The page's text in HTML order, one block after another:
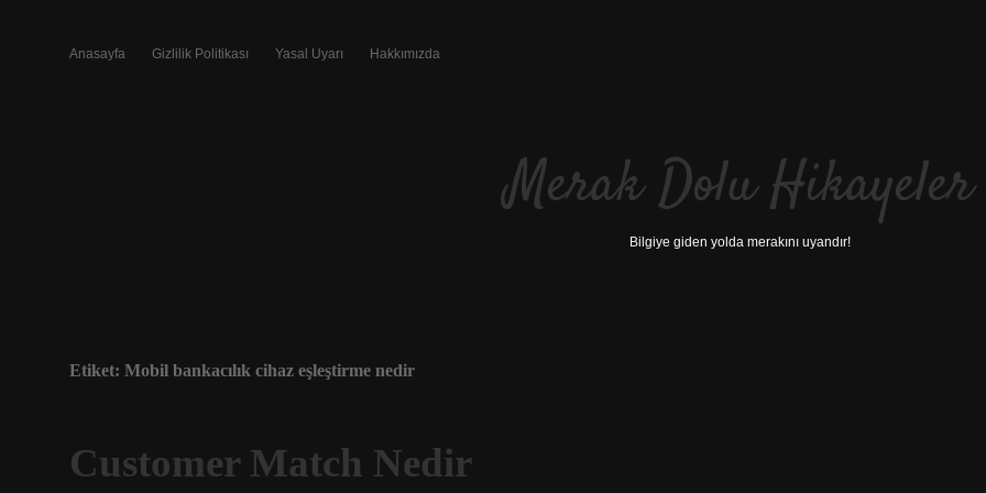
Anasayfa Gizlilik Politikası Yasal Uyarı Hakkımızda
Merak Dolu Hikayeler
Bilgiye giden yolda merakını uyandır!
Etiket: Mobil bankacılık cihaz eşleştirme nedir
Customer Match Nedir